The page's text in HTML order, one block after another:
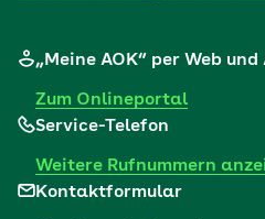
„Meine AOK“ per Web und
Zum Onlineportal
Service-Telefon
Weitere Rufnummern
Kontaktformular